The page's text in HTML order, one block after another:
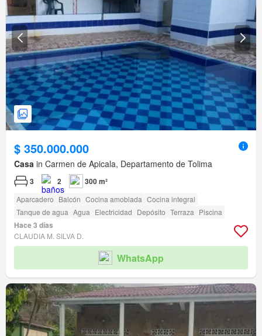
$ 350.000.000
Casa in Carmen de Apicala, Departamento de Tolima
3 2 300 m²
Aparcadero Balcón Cocina amoblada Cocina integral
Tanque de agua Agua Electricidad Depósito Terraza Piscina
Hace 3 días
CLAUDIA M. SILVA D.
WhatsApp